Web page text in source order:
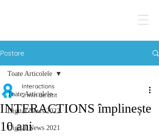
Postare
Toate Articolele
Digital News 2022
Digital News 2021
Toate Articolele
INTERACTIONS împlinește
10 ani
Interactions
2 min de citit